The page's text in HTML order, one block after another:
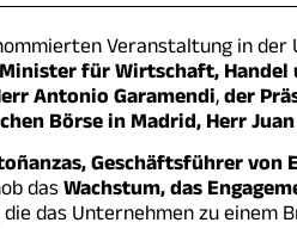
Veranstaltung in
für Wirtschaft, Handel
Antonio Garamendi,der
Börse in Madrid, Herr
Geschäftsführer von
dasWachstum, das
das Unternehmen zu einem